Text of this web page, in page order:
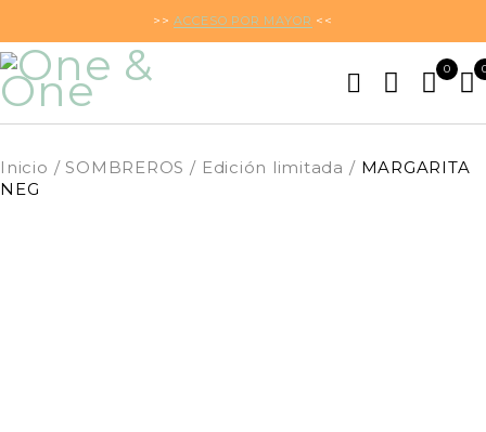
>>ACCESO POR MAYOR <<
0
Inicio / SOMBREROS / Edición limitada / MARGARITA
NEG